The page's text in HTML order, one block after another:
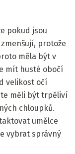
pokud jsou
protože
měla být v
mít husté obočí
velikost očí
měli být trpěliví
chloupků.
umělce
vybrat správný